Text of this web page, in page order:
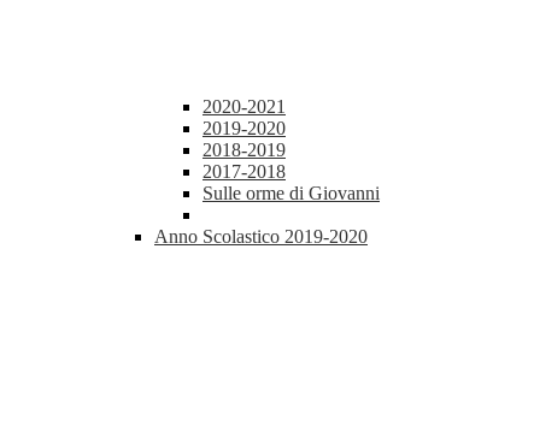
2020-2021
2019-2020
2018-2019
2017-2018
Sulle orme di Giovanni
Anno Scolastico 2019-2020